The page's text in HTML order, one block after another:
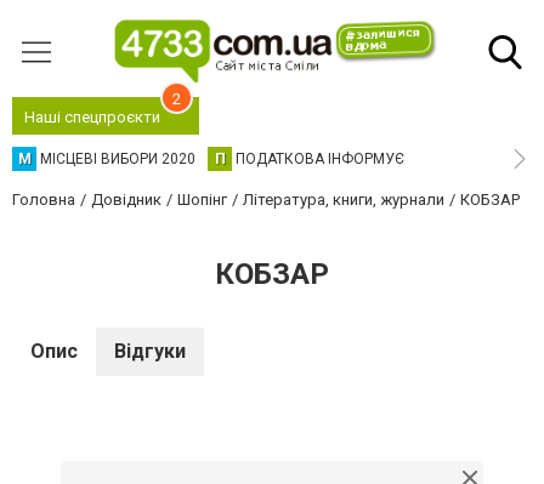
Наші спецпроєкти
2
М МІСЦЕВІ ВИБОРИ 2020 П ПОДАТКОВА ІНФОРМУЄ
Головна Довідник Шопінг Література, книги, журнали КОБЗАР
КОБЗАР
Опис Відгуки